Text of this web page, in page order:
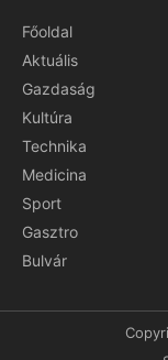
Főoldal
Aktuális
Gazdaság
Kultúra
Technika
Medicina
Sport
Gasztro
Bulvár